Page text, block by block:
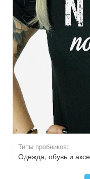
Типы пробников:
Одежда, обувь и